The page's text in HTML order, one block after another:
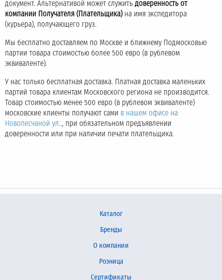
документ. Альтернативой может служить доверенность от
компании Получателя (Плательщика)на имя экспедитора
(курьера), получающего груз.
Мы бесплатно доставляем по Москве и ближнему Подмосковью
партии товара стоимостью более 500 евро (в рублевом
эквиваленте).
У нас только бесплатная доставка. Платная доставка маленьких
партий товара клиентам Московского региона не производится.
Товар стоимостью менее 500 евро (в рублевом эквиваленте)
московские клиенты получают сами в нашем офисе на
Новопесчаной ул.., при обязательном предъявлении
доверенности или при наличии печати плательщика.
Каталог
Бренды
О компании
Розница
Сертификаты